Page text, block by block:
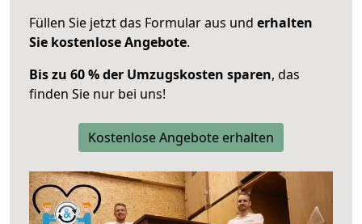
Füllen Sie jetzt das Formular aus und erhalten
Sie kostenlose Angebote.
Bis zu 60 % der Umzugskosten sparen, das
finden Sie nur bei uns!
Kostenlose Angebote erhalten